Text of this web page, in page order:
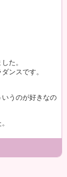
た。
ンスです。
うのが好きなの